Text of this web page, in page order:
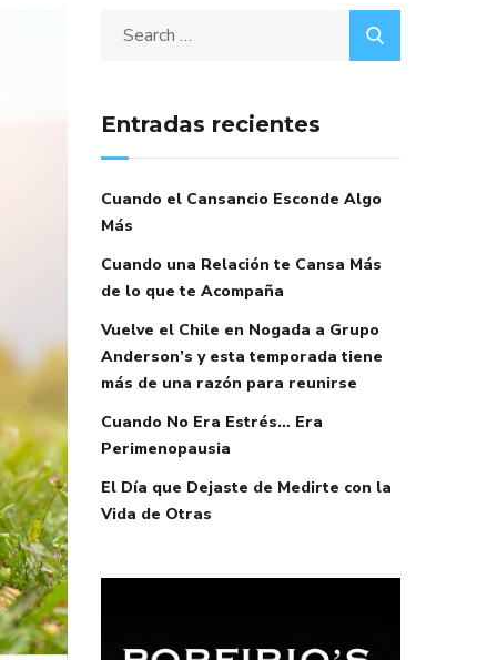
Entradas recientes
Cuando el Cansancio Esconde Algo
Más
Cuando una Relación te Cansa Más
de lo que te Acompaña
Vuelve el Chile en Nogada a Grupo
Anderson’s y esta temporada tiene
más de una razón para reunirse
Cuando No Era Estrés… Era
Perimenopausia
El Día que Dejaste de Medirte con la
Vida de Otras